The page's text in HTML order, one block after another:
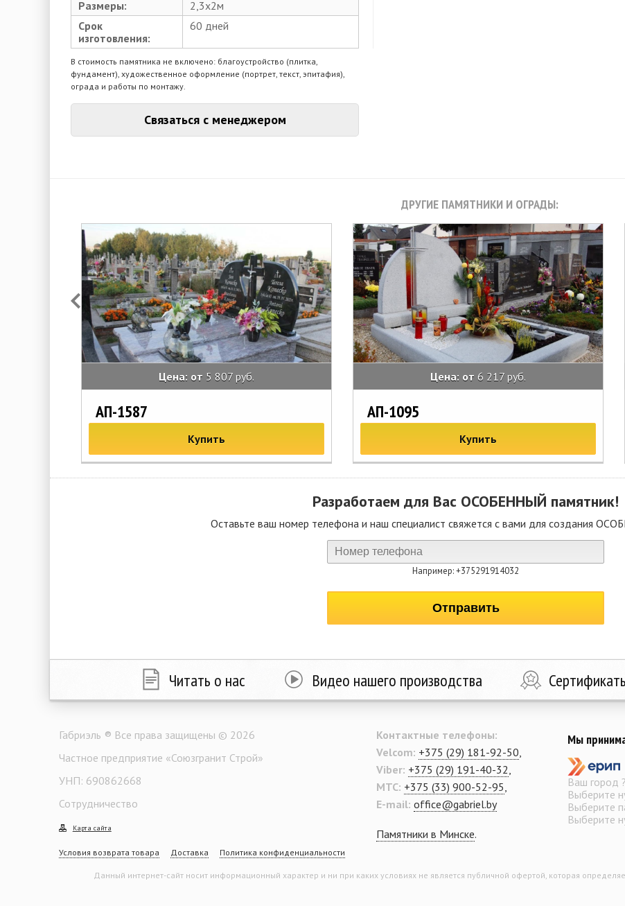
Размеры:
2,3х2м
Срок
изготовления:
60 дней
В стоимость памятника не включено: благоустройство (плитка,
фундамент), художественное оформление (портрет, текст, эпитафия),
ограда и работы по монтажу.
Связаться с менеджером
ДРУГИЕ ПАМЯТНИКИ И ОГРАДЫ:
Цена: от 5 807 руб.
АП-1587
Купить
Цена: от 6 217 руб.
АП-1095
Купить
Разработаем для Вас ОСОБЕННЫЙ памятник!
Оставьте ваш номер телефона и наш специалист свяжется с вами для создания
Например: +375291914032
Читать о нас Видео нашего производства
Габриэль ® Все права защищены © 2026
Частное предприятие «Союзгранит Строй»
УНП: 690862668
Сотрудничество
Карта сайта
Условия возврата товара Доставка Политика конфиденциальности
Контактные телефоны:
Velcom: +375 (29) 181-92-50,
Viber: +375 (29) 191-40-32,
MTC: +375 (33) 900-52-95,
E-mail: office@gabriel.by
Памятники в Минске.
Мы
Ваш город ?
Выберите
Выберите
Выберите
Данный интернет-сайт носит информационный характер и ни при каких условиях не является публичной офертой, которая